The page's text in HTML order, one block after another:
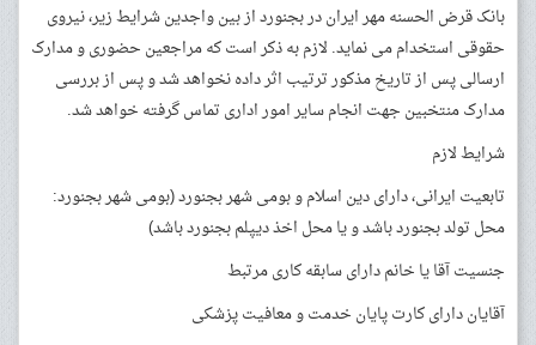
بانک قرض الحسنه مهر ایران در بجنورد از بین واجدین شرایط زیر، نیروی
حقوقی استخدام می نماید. لازم به ذکر است که مراجعین حضوری و مدارک
ارسالی پس از تاریخ مذکور ترتیب اثر داده نخواهد شد و پس از بررسی
مدارک منتخبین جهت انجام سایر امور اداری تماس گرفته خواهد شد.
شرایط لازم
تابعیت ایرانی، دارای دین اسلام و بومی شهر بجنورد (بومی شهر بجنورد:
محل تولد بجنورد باشد و یا محل اخذ دیپلم بجنورد باشد)
جنسیت آقا یا خانم دارای سابقه کاری مرتبط
آقایان دارای کارت پایان خدمت و معافیت پزشکی